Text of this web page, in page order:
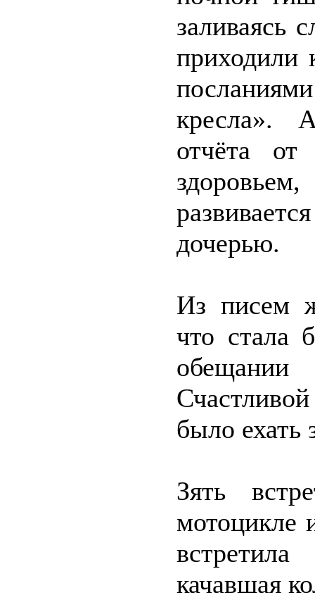
заливаясь
приходили
кресла».
отчёта
дочерью.
Из писем
что стала
было ехать
Зять
мотоцикле
качавшая